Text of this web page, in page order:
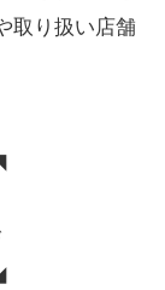
取り扱い店舗